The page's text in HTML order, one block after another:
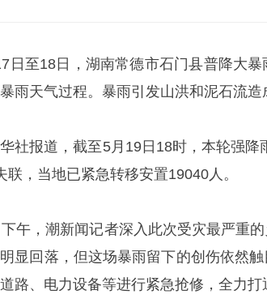
日至18日，湖南常德市石门县普降大
雨天气过程。暴雨引发山洪和泥石流造
社报道，截至5月19日18时，本轮强降
联，当地已紧急转移安置19040人。
午，潮新闻记者深入此次受灾最严重
显回落，但这场暴雨留下的创伤依然
路、电力设备等进行紧急抢修，全力打